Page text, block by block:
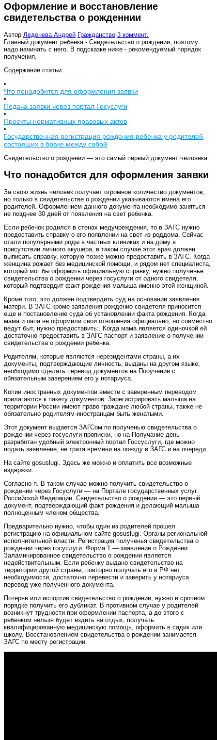
Оформление и восстановление
свидетельства о рожденнии
Автор Леденева Андрей Гражданство 3 коммент.
Главный документ ребёнка - Свидетельство о рождении, поэтому
надо начинать с него. В подсказке ниже - рекомендуемый порядок
получения.
Содержание статьи:
Что понадобится для оформления заявки
Подача заявки через портал Госуслуги
Проекты нормативных правовых актов
Государственная регистрация рождения ребенка у родителей,
состоящих в браке между собой
Свидетельство о рождении — это самый первый документ человека.
Что понадобится для оформления заявки
За свою жизнь человек получает огромное количество документов,
но только в свидетельстве о рождении указываются имена его
родителей. Оформлением данного документа необходимо заняться
не позднее 30 дней от появления на свет ребенка.
Если ребенок родился в стенах медучреждения, то в ЗАГС нужно
предоставить справку о его появлении на свет из роддома. Сейчас
стали популярными роды в частных клиниках и на дому в
присутствии личного акушера, в таком случае этот врач должен
выписать справку, которую позже можно предоставить в ЗАГС. Когда
женщина рожает без медицинской помощи, и рядом нет специалиста,
который мог бы оформить официальную справку, нужно полученье
свидетельства о рождении через госуслуги от одного свидетеля,
который подтвердит факт рождения малыша именно этой женщиной.
Кроме того, это должен подтвердить суд на основании заявления
матери. В ЗАГС кроме заявления рожденио свидетеля приносится
еще и постановление суда об установлении факта рождения. Когда
мама и папа не оформили свои отношения официально, но совместно
ведут быт, нужно предоставить:. Когда мама является одиночкой ей
достаточно предоставить в ЗАГС паспорт и заявление о получении
свидетельства о рождении ребенка.
Родителям, которые являются нерезидентами страны, а их
документы, подтверждающие личность, выданы на другом языке,
необходимо сделать перевод документов на Пооучение с
обязательным заверением его у нотариуса.
Копии иностранных документов вместе с заверенным переводом
прилагаются к пакету документов. Зарегистрировать малыша на
территории России имеют право граждане любой страны, также не
обязательно родителям-иностранцам быть женатыми.
Этот документ выдается ЗАГСом по полученью свидетельства о
рождении через госуслуги прописки, но на Получание день
разработан удобный электронный портал Госсуслуги, где можно
подать заявление, не тратя времени на поезду в ЗАГС и на очереди.
На сайте gosuslugi. Здесь же можно и оплатить все возможные
издержки.
Согласно п. В таком случае можно получить свидетельство о
рождении через Госуслуги — на Портале государственных услуг
Российской Федерации. Свидетельство о рождении — это первый
документ, подтверждающий факт рождения и делающий малыша
полноценным членом общества.
Предварительно нужно, чтобы один из родителей прошел
регистрацию на официальном сайте gosuslugi. Органы региональной
исполнительной власти. Регистрация полученья свидетельства о
рождении через госуслуги. Форма 1 — заявление о Рождении.
Заламинированное свидетельство о рождении является
недействительным. Если ребенку выдано свидетельство на
территории другой страны, повторно получать его в РФ нет
необходимости, достаточно перевести и заверить у нотариуса
перевод уже полученного документа.
Потеряв или испортив свидетельство о рождении, нужно в срочном
порядке получить его дубликат. В противном случае у родителей
возникнут трудности при оформлении паспорта, а до этого с
ребенком нельзя будет ездить на отдых, получать
квалифицированную медицинскую помощь, оформить в садик или
школу. Восстановлением свидетельства о рождении занимается
ЗАГС по месту регистрации.